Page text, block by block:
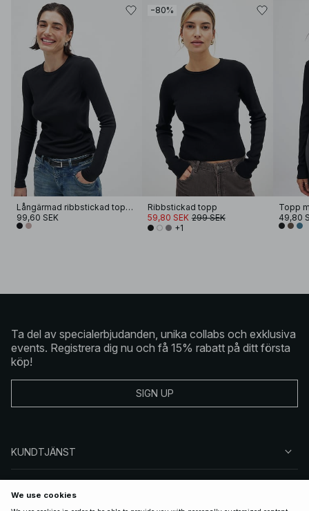
Långärmad ribbstickad topp med rund hals
99,60 SEK
−80%
Ribbstickad topp
59,80 SEK 299 SEK
+1
Topp
49,80
Ta del av specialerbjudanden, unika collabs och exklusiva
events. Registrera dig nu och få 15% rabatt på ditt första
köp!
SIGN UP
KUNDTJÄNST